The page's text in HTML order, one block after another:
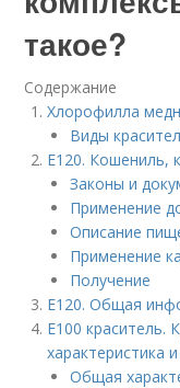
такое?
Содержание
Хлорофилла
Виды
E120. Кошениль,
Законы и
Применение
Описание
Применение
Получение
Е120. Общая
Е100 краситель.
характеристика
Общая